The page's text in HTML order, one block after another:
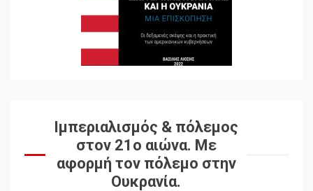
Ιμπεριαλισμός & πόλεμος
στον 21ο αιώνα. Mε
αφορμή τον πόλεμο στην
Ουκρανία.